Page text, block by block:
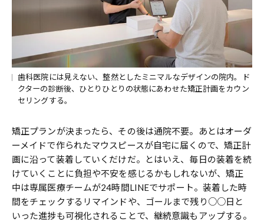
歯科医院には見えない、整然としたミニマルなデザインの院内。ド
クターの診断後、ひとりひとりの状態にあわせた矯正計画をカウン
セリングする。
矯正プランが決まったら、その後は通院不要。あとはオーダ
ーメイドで作られたマウスピースが自宅に届くので、矯正計
画に沿って装着していくだけだ。とはいえ、毎日の装着を続
けていくことに負担や不安を感じるかもしれないが、矯正
中は専属医療チームが24時間LINEでサポート。装着した時
間をチェックするリマインドや、ゴールまで残り○○日と
いった進捗も可視化されることで、継続意識もアップする。